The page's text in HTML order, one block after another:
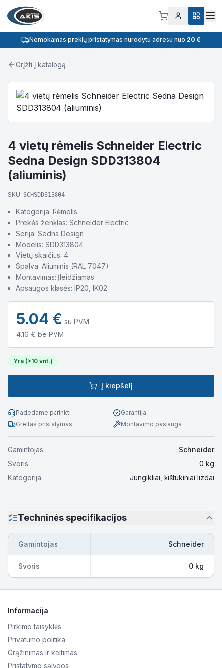
Nemokamas prekių pristatymas nurodytu adresu nuo 20 €
Grįžti į katalogą
4 vietų rėmelis Schneider Electric
Sedna Design SDD313804
(aliuminis)
SKU: SCHSDD313804
Kategorija: Rėmelis
Prekės ženklas: Schneider Electric
Serija: Sedna Design
Modelis: SDD313804
Vietų skaičius: 4
Spalva: Aliuminis (RAL 7047)
Montavimas: Įleidžiamas
Apsaugos klasės: IP20, IK02
5.04 € su PVM
4.16 € be PVM
Yra (>10 vnt.)
Į krepšelį
Padedame parinkti
Garantija
Greitas pristatymas
Montavimo paslauga
Gamintojas
Schneider
Svoris
0 kg
Kategorija
Jungikliai, kištukiniai lizdai
Techninės specifikacijos
Gamintojas Schneider
Svoris 0 kg
Informacija
Pirkimo taisyklės
Privatumo politika
Grąžinimas ir keitimas
Pristatymo sąlygos